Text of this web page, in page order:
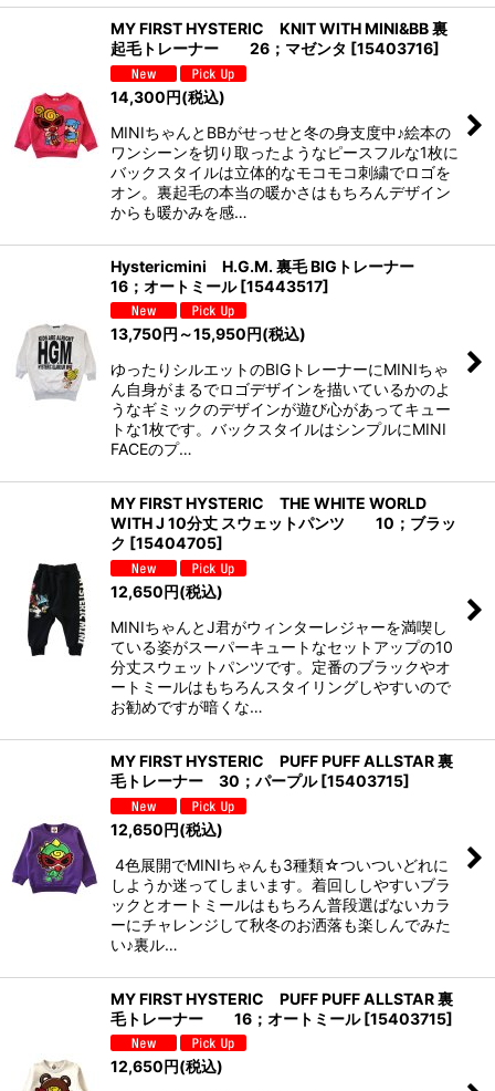
MY FIRST HYSTERIC KNIT WITH MINI&BB 裏
起毛トレーナー 26；マゼンタ [15403716]
14,300円(税込)
MINIちゃんとBBがせっせと冬の身支度中♪絵本の
ワンシーンを切り取ったようなピースフルな1枚に
バックスタイルは立体的なモコモコ刺繍でロゴを
オン。裏起毛の本当の暖かさはもちろんデザイン
からも暖かみを感…
Hystericmini H.G.M. 裏毛 BIGトレーナー
16；オートミール [15443517]
13,750円 ～15,950円(税込)
ゆったりシルエットのBIGトレーナーにMINIちゃ
ん自身がまるでロゴデザインを描いているかのよ
うなギミックのデザインが遊び心があってキュー
トな1枚です。バックスタイルはシンプルにMINI
FACEのプ…
MY FIRST HYSTERIC THE WHITE WORLD
WITH J 10分丈 スウェットパンツ 10；ブラッ
ク [15404705]
12,650円(税込)
MINIちゃんとJ君がウィンターレジャーを満喫し
ている姿がスーパーキュートなセットアップの10
分丈スウェットパンツです。定番のブラックやオ
ートミールはもちろんスタイリングしやすいので
お勧めですが暗くな…
MY FIRST HYSTERIC PUFF PUFF ALLSTAR 裏
毛トレーナー 30；パープル [15403715]
12,650円(税込)
4色展開でMINIちゃんも3種類☆ついついどれに
しようか迷ってしまいます。着回ししやすいブラ
ックとオートミールはもちろん普段選ばないカラ
ーにチャレンジして秋冬のお洒落も楽しんでみた
い♪裏ル…
MY FIRST HYSTERIC PUFF PUFF ALLSTAR 裏
毛トレーナー 16；オートミール [15403715]
12,650円(税込)